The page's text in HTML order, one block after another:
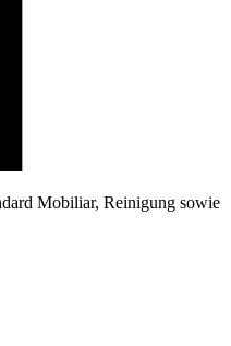
Mobiliar, Reinigung sowie